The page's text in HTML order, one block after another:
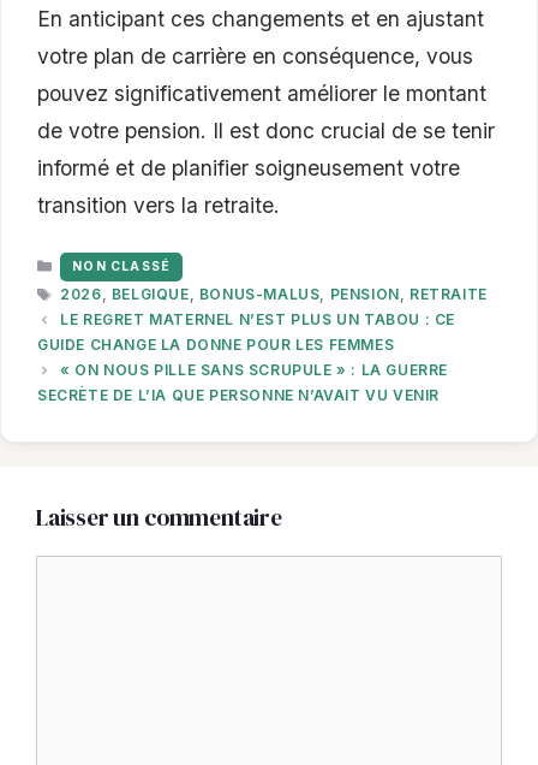
En anticipant ces changements et en ajustant
votre plan de carrière en conséquence, vous
pouvez significativement améliorer le montant
de votre pension. Il est donc crucial de se tenir
informé et de planifier soigneusement votre
transition vers la retraite.
CATÉGORIES
NON CLASSÉ
ÉTIQUETTES
2026, BELGIQUE, BONUS-MALUS, PENSION, RETRAITE
LE REGRET MATERNEL N’EST PLUS UN TABOU : CE
GUIDE CHANGE LA DONNE POUR LES FEMMES
« ON NOUS PILLE SANS SCRUPULE » : LA GUERRE
SECRÈTE DE L’IA QUE PERSONNE N’AVAIT VU VENIR
Laisser un commentaire